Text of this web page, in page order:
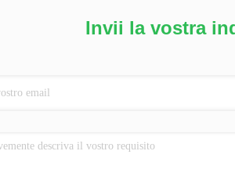
Invii la vostra